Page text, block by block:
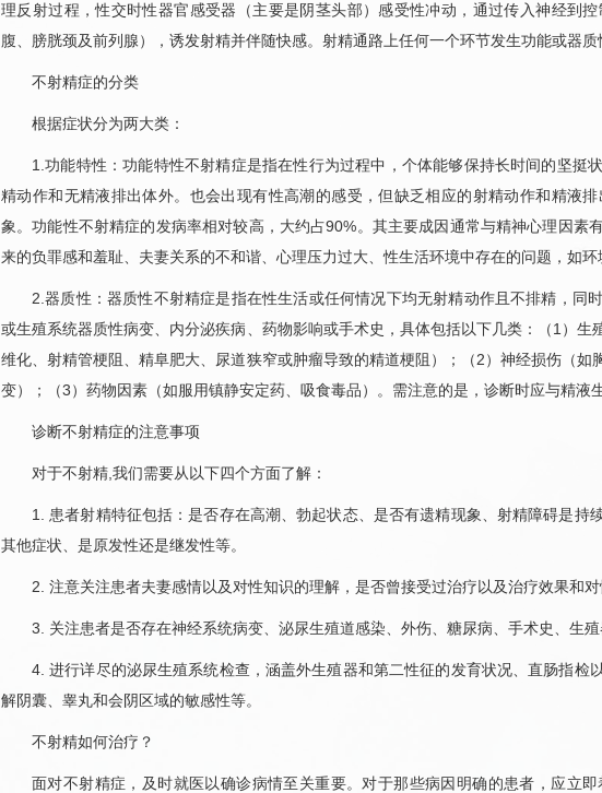
理反射过程，性交时性器官感受器（主要是阴茎头部）感受性冲动，通过传入神经到
腹、膀胱颈及前列腺），诱发射精并伴随快感。射精通路上任何一个环节发生功能或器质
不射精症的分类
根据症状分为两大类：
1.功能特性：功能特性不射精症是指在性行为过程中，个体能够保持长时间的坚挺
精动作和无精液排出体外。也会出现有性高潮的感受，但缺乏相应的射精动作和精液
象。功能性不射精症的发病率相对较高，大约占90%。其主要成因通常与精神心理因素
来的负罪感和羞耻、夫妻关系的不和谐、心理压力过大、性生活环境中存在的问题，如环
2.器质性：器质性不射精症是指在性生活或任何情况下均无射精动作且不排精，同
或生殖系统器质性病变、内分泌疾病、药物影响或手术史，具体包括以下几类：（1）
维化、射精管梗阻、精阜肥大、尿道狭窄或肿瘤导致的精道梗阻）；（2）神经损伤（如
变）；（3）药物因素（如服用镇静安定药、吸食毒品）。需注意的是，诊断时应与精液
诊断不射精症的注意事项
对于不射精,我们需要从以下四个方面了解：
1. 患者射精特征包括：是否存在高潮、勃起状态、是否有遗精现象、射精障碍是
其他症状、是原发性还是继发性等。
2. 注意关注患者夫妻感情以及对性知识的理解，是否曾接受过治疗以及治疗效果和对
3. 关注患者是否存在神经系统病变、泌尿生殖道感染、外伤、 糖尿病 、手术史、生
4. 进行详尽的泌尿生殖系统检查，涵盖外生殖器和第二性征的发育状况、直肠指检
解阴囊、睾丸和会阴区域的敏感性等。
不射精如何治疗？
面对不射精症，及时就医以确诊病情至关重要。对于那些病因明确的患者，应立